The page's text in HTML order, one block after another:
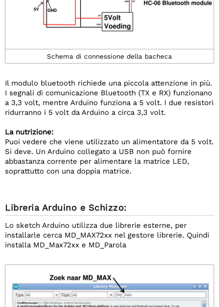
Schema di connessione della bacheca
Il modulo bluetooth richiede una piccola attenzione in più.
I segnali di comunicazione Bluetooth (TX e RX) funzionano
a 3,3 volt, mentre Arduino funziona a 5 volt. I due resistori
ridurranno i 5 volt da Arduino a circa 3,3 volt.
La nutrizione:
Puoi vedere che viene utilizzato un alimentatore da 5 volt.
Si deve. Un Arduino collegato a USB non può fornire
abbastanza corrente per alimentare la matrice LED,
soprattutto con una doppia matrice.
Libreria Arduino e Schizzo:
Lo sketch Arduino utilizza due librerie esterne, per
installarle cerca MD_MAX72xx nel gestore librerie. Quindi
installa MD_Max72xx e MD_Parola